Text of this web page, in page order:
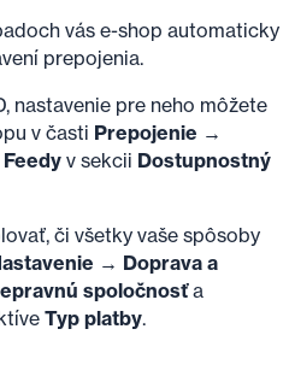
vás e-shop automaticky
prepojenia.
nastavenie pre neho môžete
v časti Prepojenie →
v sekcii Dostupnostný
či všetky vaše spôsoby
→ Doprava a
spoločnosťa
Typ platby.